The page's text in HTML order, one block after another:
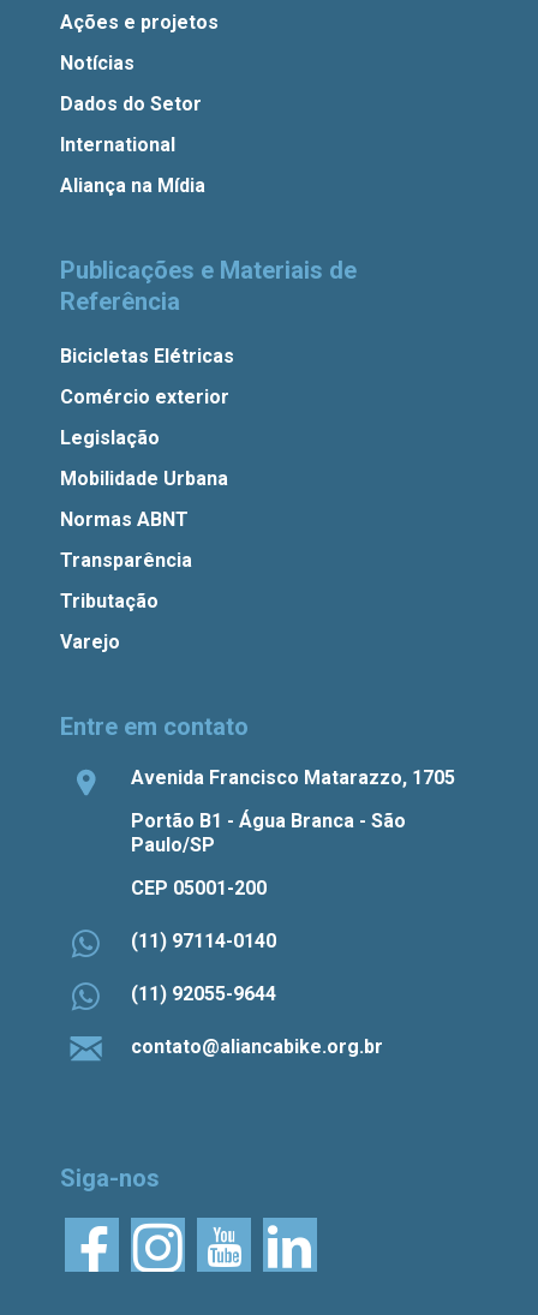
Ações e projetos
Notícias
Dados do Setor
International
Aliança na Mídia
Publicações e Materiais de
Referência
Bicicletas Elétricas
Comércio exterior
Legislação
Mobilidade Urbana
Normas ABNT
Transparência
Tributação
Varejo
Entre em contato
Avenida Francisco Matarazzo, 1705
Portão B1 - Água Branca - São
Paulo/SP
CEP 05001-200
(11) 97114-0140
(11) 92055-9644
contato@aliancabike.org.br
Siga-nos